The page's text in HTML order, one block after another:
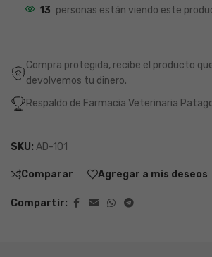
13 personas están viendo este
Compra protegida, recibe el producto
devolvemos tu dinero.
Respaldo de Farmacia Veterinaria
SKU: AD-101
Comparar Agregar a mis deseos
Compartir: